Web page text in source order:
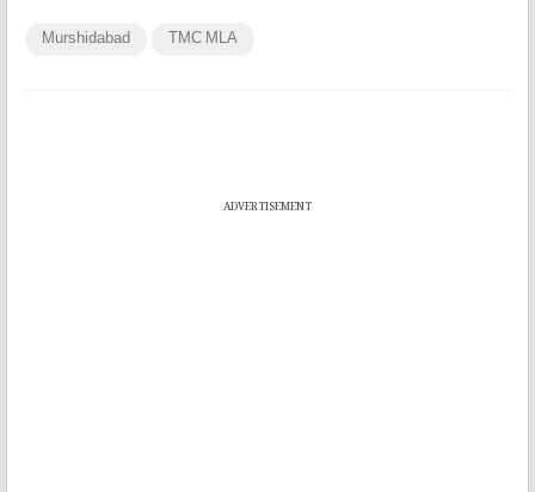
Murshidabad TMC MLA
ADVERTISEMENT